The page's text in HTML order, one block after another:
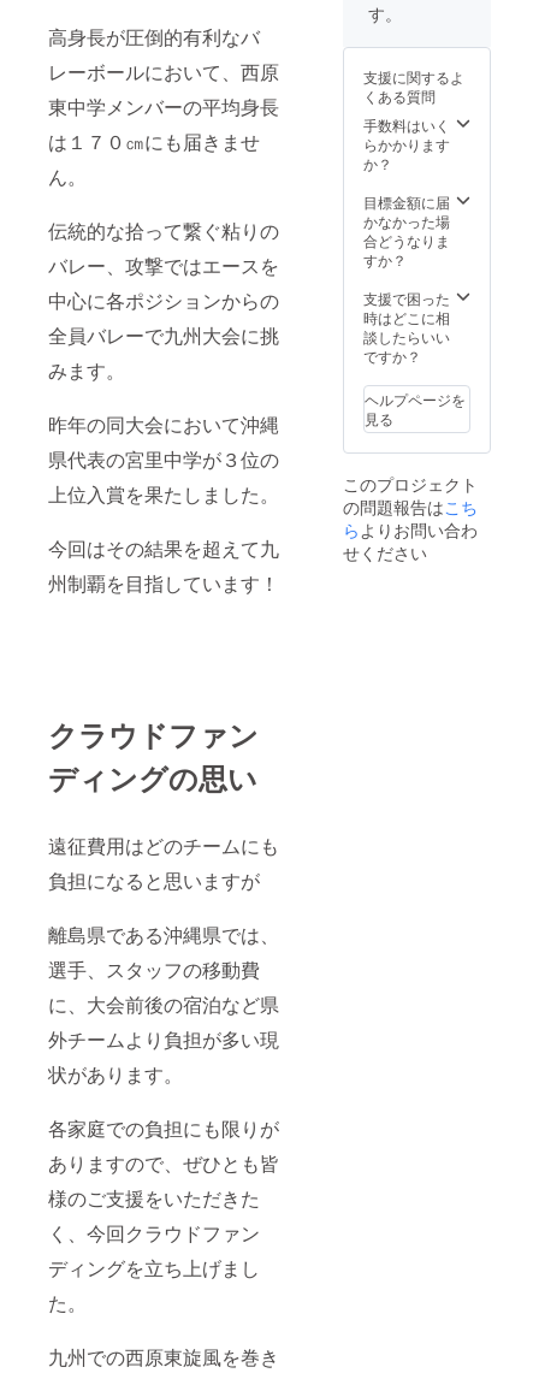
高身長が圧倒的有利なバ
レーボールにおいて、西原
東中学メンバーの平均身長
は１７０㎝にも届きませ
ん。
伝統的な拾って繋ぐ粘りの
バレー、攻撃ではエースを
中心に各ポジションからの
全員バレーで九州大会に挑
みます。
昨年の同大会において沖縄
県代表の宮里中学が３位の
上位入賞を果たしました。
今回はその結果を超えて九
州制覇を目指しています！
クラウドファン
ディングの思い
遠征費用はどのチームにも
負担になると思いますが
離島県である沖縄県では、
選手、スタッフの移動費
に、大会前後の宿泊など県
外チームより負担が多い現
状があります。
各家庭での負担にも限りが
ありますので、ぜひとも皆
様のご支援をいただきた
く、今回クラウドファン
ディングを立ち上げまし
た。
九州での西原東旋風を巻き
・提
法：視
聴用の
URLを
メール
で送信
リター
ンの内
容を無
断で転
開する
ことは
禁止で
す。
す。
支援に関するよ
くある質問
手数料はいく
らかかります
か？
目標金額に届
かなかった場
合どうなりま
すか？
支援で困った
時はどこに相
談したらいい
ですか？
ヘルプページを
見る
このプロジェクト
の問題報告はこち
らよりお問い合わ
せください